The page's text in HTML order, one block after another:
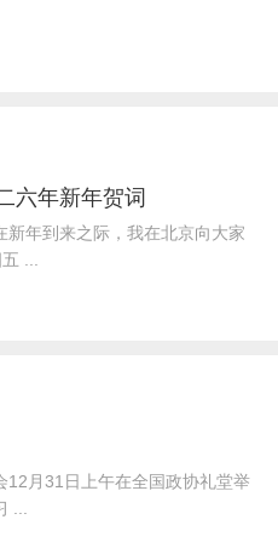
六年新年贺词
年到来之际，我在北京向大家
...
12月31日上午在全国政协礼堂举
...